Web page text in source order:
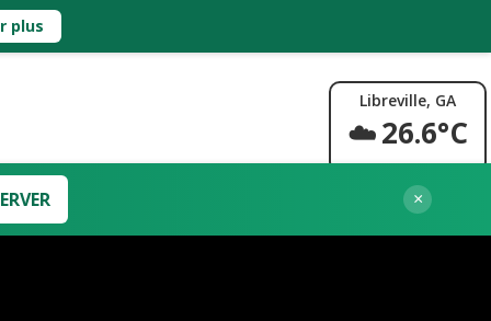
plus
×
Libreville, GA
☁️26.6°C